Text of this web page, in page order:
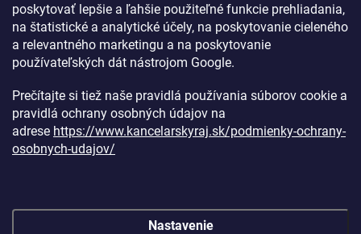
poskytovať lepšie a ľahšie použiteľné funkcie prehliadania,
na štatistické a analytické účely, na poskytovanie cieleného
a relevantného marketingu a na poskytovanie
používateľských dát nástrojom Google.
Prečítajte si tiež naše pravidlá používania súborov cookie a
pravidlá ochrany osobných údajov na
adrese https://www.kancelarskyraj.sk/podmienky-ochrany-
osobnych-udajov/
Nastavenie